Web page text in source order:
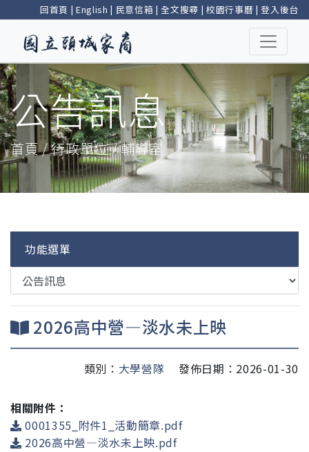
回首頁 | English | 民意信箱 |全文搜尋 | 校園行事曆 |登入後台
公告訊息
首頁 / 行政單位 / 輔導室
功能選單
2026高中營—淡水未上映
類別： 大學營隊 發佈日期：2026-01-30
相關附件：
0001355_附件1_活動簡章.pdf
2026高中營—淡水未上映.pdf